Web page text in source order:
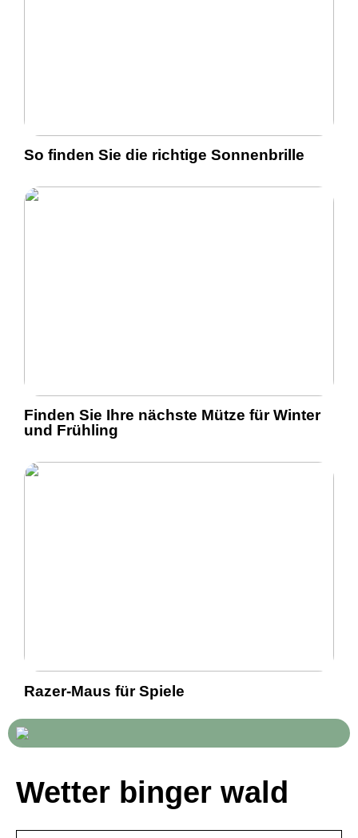
So finden Sie die richtige Sonnenbrille
Finden Sie Ihre nächste Mütze für Winter
und Frühling
Razer-Maus für Spiele
Wetter binger wald